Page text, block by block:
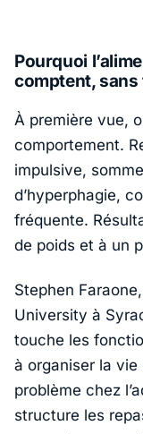
Pourquoi
comptent,
À première vue,
comportement.
impulsive,
d’hyperphagie,
fréquente.
de poids et à un
Stephen Faraone
University à
touche les
à organiser la
problème chez
structure les